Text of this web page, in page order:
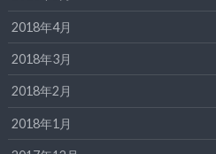
2018年4月
2018年3月
2018年2月
2018年1月